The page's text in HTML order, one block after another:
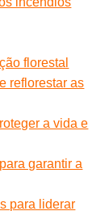
florestal
reflorestar as
a vida e
garantir a
para liderar